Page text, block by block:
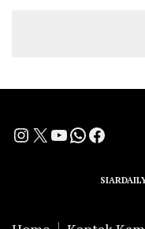
Instagram
X YouTube
WhatsApp